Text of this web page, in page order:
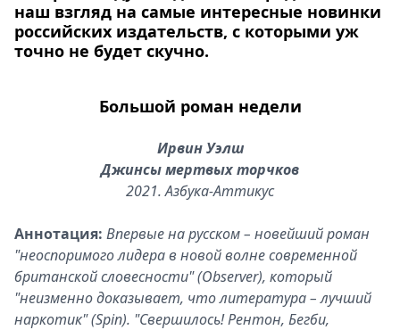
наш взгляд на самые интересные новинки
российских издательств, с которыми уж
точно не будет скучно.
Большой роман недели
Ирвин Уэлш
Джинсы мертвых торчков
2021. Азбука-Аттикус
Аннотация: Впервые на русском – новейший роман
"неоспоримого лидера в новой волне современной
британской словесности" (Observer), который
"неизменно доказывает, что литература – лучший
наркотик" (Spin). "Свершилось! Рентон, Бегби,